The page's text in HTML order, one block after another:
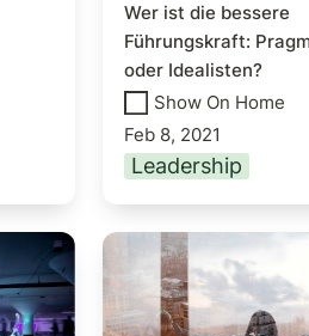
Wer ist die bessere
Führungskraft:
oder Idealisten?
Show On Home
Feb 8, 2021
Leadership
Weg
7 Faktoren, die
beruflichen Erfolg
entscheidend